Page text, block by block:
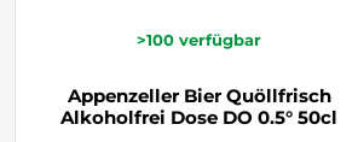
>100 verfügbar
Appenzeller Bier Quöllfrisch
Alkoholfrei Dose DO 0.5° 50cl